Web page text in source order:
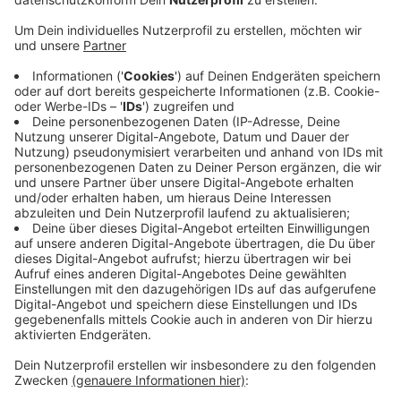
Anzeige
Damit besteht laut Stadt für die städtischen
Dienststellen, alle Trägerinnen und Träger,
Partnerinnen und Partner sowie Unternehmen, mit
denen die Stadtverwaltung zusammenarbeitet,
Planungssicherheit. Die Stadt könne nun die für das
kommende Jahr geplanten Aufgaben und Projekte
umsetzen, die Genehmigung rechtzeitig vor dem
Jahresende sei eine wirklich gute
Weihnachtsbotschaft. Der genehmigte Etat sieht
auch ein Investitionsvolumen in Höhe von 938,1
Millionen Euro vor.
Anzeige